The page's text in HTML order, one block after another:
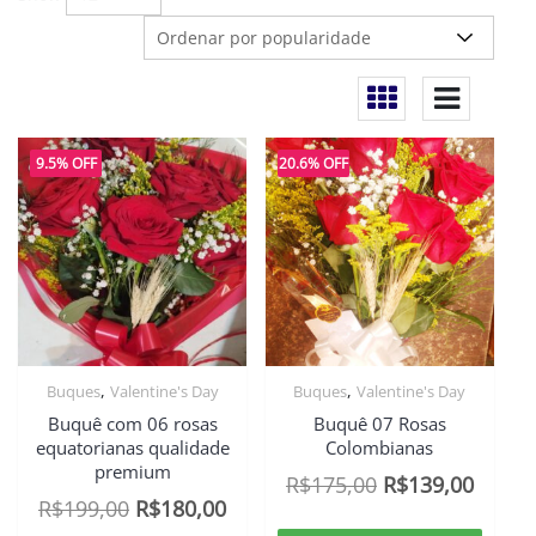
9.5% OFF
Buques, Valentine's Day
Buquê com 06 rosas
equatorianas qualidade
premium
R$199,00 O
R$180,00O
20.6% OFF
Buques,Valentine's Day
Buquê 07 Rosas
Colombianas
R$175,00 O
R$139,00O